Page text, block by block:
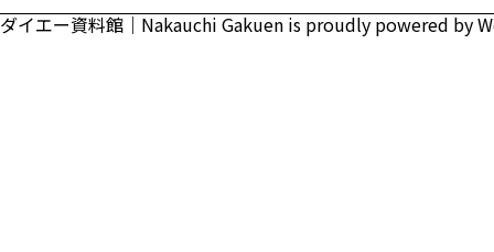
ダイエー資料館｜Nakauchi Gakuen is proudly powered by